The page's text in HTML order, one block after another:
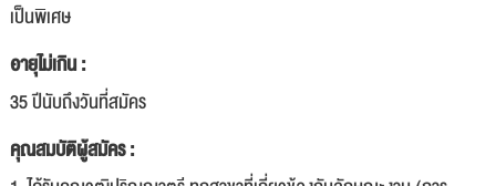
เป็นพิเศษ
อายุไม่เกิน :
35 ปีนับถึงวันที่สมัคร
คุณสมบัติผู้สมัคร :